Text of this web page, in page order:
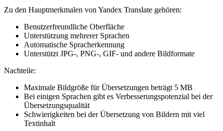
Zu den Hauptmerkmalen von Yandex Translate gehören:
Benutzerfreundliche Oberfläche
Unterstützung mehrerer Sprachen
Automatische Spracherkennung
Unterstützt JPG-, PNG-, GIF- und andere Bildformate
Nachteile:
Maximale Bildgröße für Übersetzungen beträgt 5 MB
Bei einigen Sprachen gibt es Verbesserungspotenzial bei der
Übersetzungsqualität
Schwierigkeiten bei der Übersetzung von Bildern mit viel
Textinhalt